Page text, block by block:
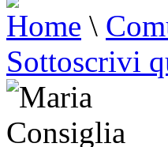
Home \
Sottoscrivi